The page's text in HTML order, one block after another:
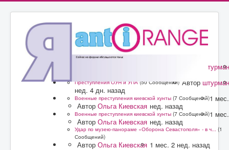
штурман
Преступления ОУН и УПА (50 Сообщений) Автор штурман
нед. 4 дн. назад
Военные преступления киевской хунты (7 Сообщений)
Автор Ольга Киевская
1
нед. назад
Военные преступления киевской хунты (7 Сообщений)
Автор Ольга Киевская
1
нед. назад
Удар по музею-панораме «Оборона Севастополя» - в ч...
(1
Сообщений)
Автор Ольга Киевская 1 мес. 2 нед. назад